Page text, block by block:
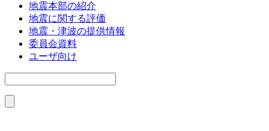
地震本部の紹介
地震に関する評価
地震・津波の提供情報
委員会資料
ユーザ向け